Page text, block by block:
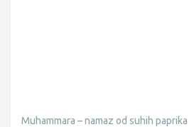
Muhammara – namaz od suhih paprika